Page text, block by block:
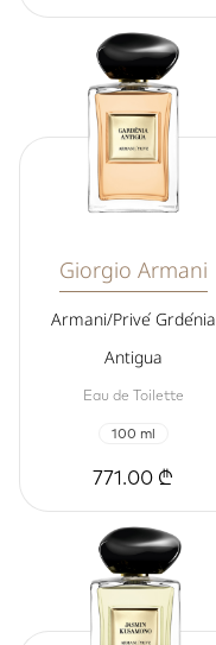
Giorgio Armani
Armani/Privé Grdénia
Antigua
Eau de Toilette
100 ml
771.00 ₾